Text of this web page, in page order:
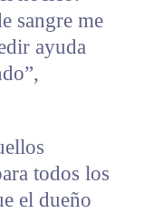
sangre me
ayuda
todos los
el dueño